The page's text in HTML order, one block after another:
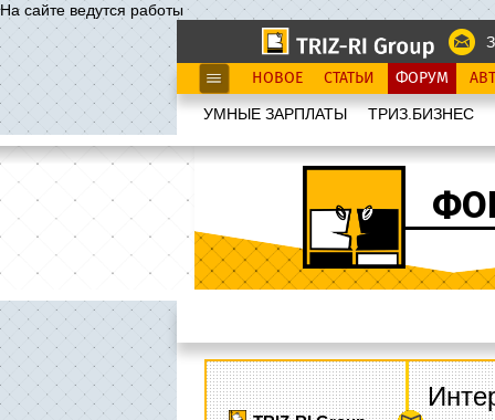
На сайте ведутся работы
НОВОЕ СТАТЬИ ФОРУМ
УМНЫЕ ЗАРПЛАТЫ ТРИЗ.БИЗНЕС